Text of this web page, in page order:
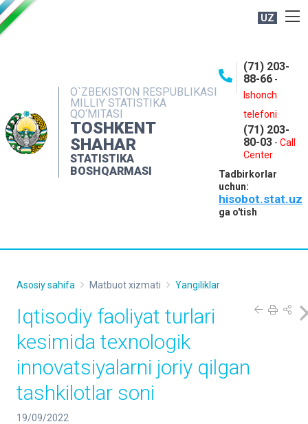
UZ
O`ZBEKISTON RESPUBLIKASI
MILLIY STATISTIKA
QO‘MITASI
TOSHKENT
SHAHAR
STATISTIKA
BOSHQARMASI
(71) 203-
88-66 -
Ishonch
telefoni
(71) 203-
80-03 - Call
Center
Tadbirkorlar
uchun:
hisobot.stat.uz
ga o'tish
NASHRLAR
INTERAKTIV XIZMATLAR
MATBUOT XIZMATI
MUROJAATLAR
Asosiy sahifa Matbuot xizmati Yangiliklar
Iqtisodiy faoliyat turlari
kesimida texnologik
innovatsiyalarni joriy qilgan
tashkilotlar soni
19/09/2022